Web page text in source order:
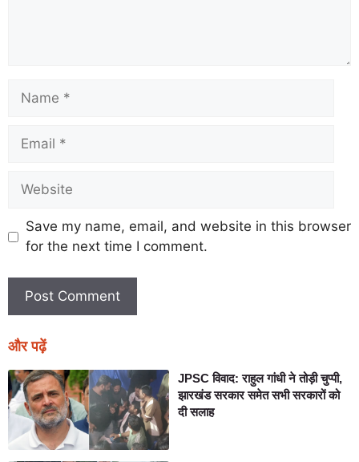
Save my name, email, and website in this browser
for the next time I comment.
और पढ़ें
JPSC विवाद: राहुल गांधी ने तोड़ी चुप्पी,
झारखंड सरकार समेत सभी सरकारों को
दी सलाह